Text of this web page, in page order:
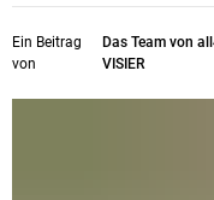
Ein Beitrag
von
Das Team von
VISIER